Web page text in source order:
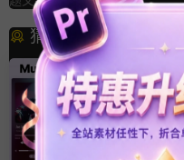
猜你喜欢